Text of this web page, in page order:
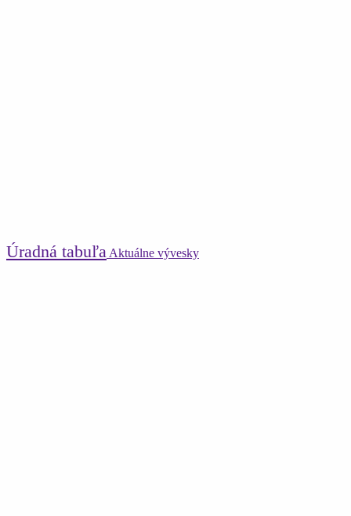
Úradná tabuľa Aktuálne vývesky